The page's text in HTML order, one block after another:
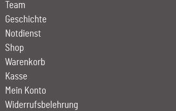
Team
Geschichte
Notdienst
Shop
Warenkorb
Kasse
Mein Konto
Widerrufsbelehrung